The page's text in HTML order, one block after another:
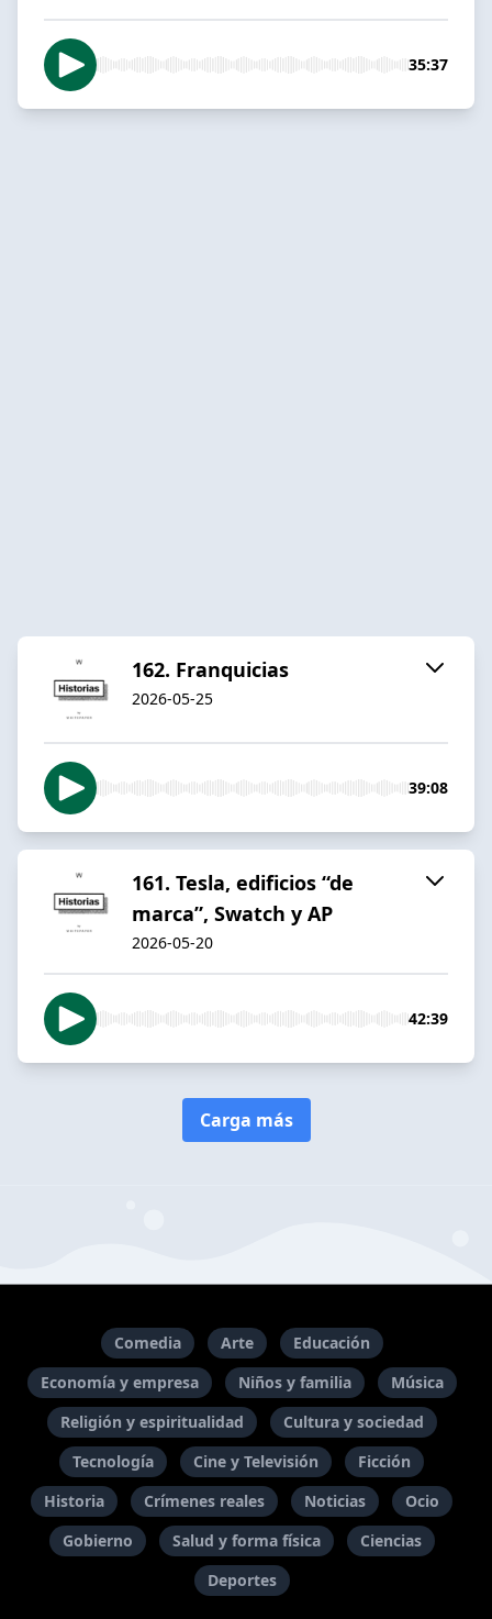
35:37
162. Franquicias
2026-05-25
39:08
161. Tesla, edificios “de
marca”, Swatch y AP
2026-05-20
42:39
Carga más
Comedia Arte
Educación
Economía y empresa
Niños y familia
Música
Religión y espiritualidad
Cultura y sociedad
Tecnología
Cine y Televisión
Ficción
Historia
Crímenes reales Noticias
Ocio
Gobierno
Salud y forma física
Ciencias
Deportes